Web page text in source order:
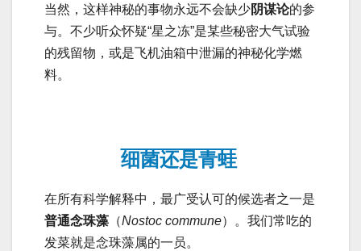
当然，这样神秘的事物永远不会缺少阴谋论的参
与。不少听众怀疑“星之冻”是某些秘密大气试验
的残留物，或是飞机油箱中泄漏的神秘化学燃
料。
细菌还是青蛙
在所有科学解释中，最广受认可的候选者之一是
普通念珠藻 （Nostoc commune）。我们常吃的
发菜就是念珠藻属的一员。